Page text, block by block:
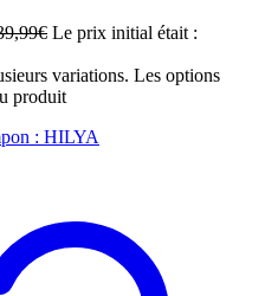
€ Le prix initial était :
variations. Les options
produit